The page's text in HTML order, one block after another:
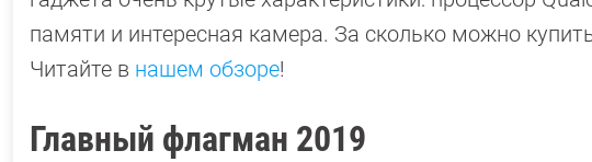
памяти и интересная камера. За сколько можно
Читайте в нашем обзоре!
Главный флагман 2019